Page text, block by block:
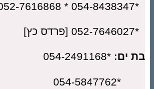
ים:*054-2491168